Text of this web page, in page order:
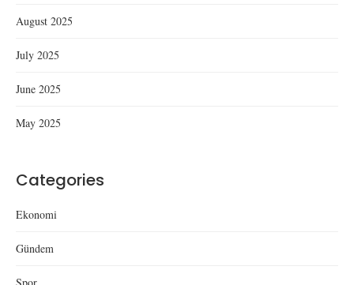
August 2025
July 2025
June 2025
May 2025
Categories
Ekonomi
Gündem
Spor